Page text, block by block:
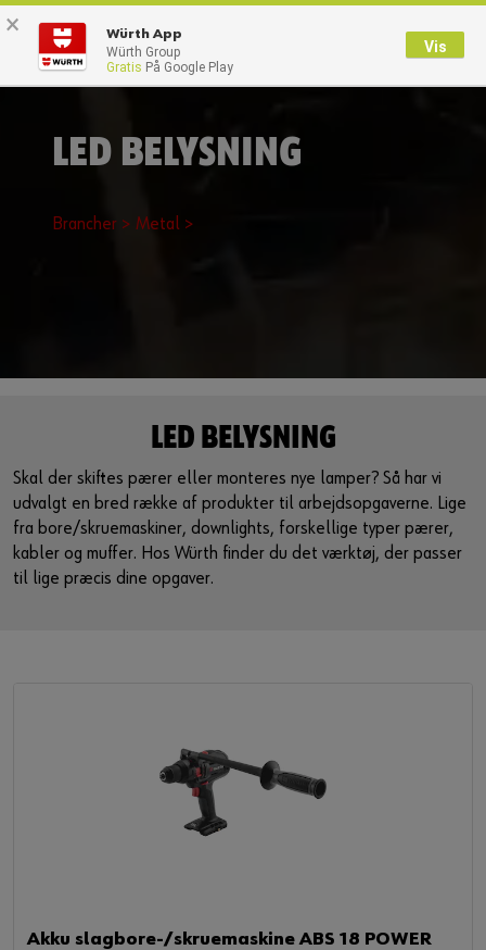
Guide til selvvalgt brugernavn
eller
Bliv kunde / Opret online bruger
LED BELYSNING
Brancher > Metal >
LED BELYSNING
Skal der skiftes pærer eller monteres nye lamper? Så har vi
udvalgt en bred række af produkter til arbejdsopgaverne. Lige
fra bore/skruemaskiner, downlights, forskellige typer pærer,
kabler og muffer. Hos Würth finder du det værktøj, der passer
til lige præcis dine opgaver.
Akku slagbore-/skruemaskine ABS 18 POWER
× Würth App
Würth Group
Gratis På Google Play
Vis